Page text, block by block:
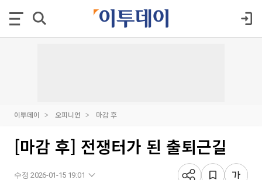
이투데이 오피니언 마감 후
[마감 후] 전쟁터가 된 출퇴근길
수정 2026-01-15 19:01